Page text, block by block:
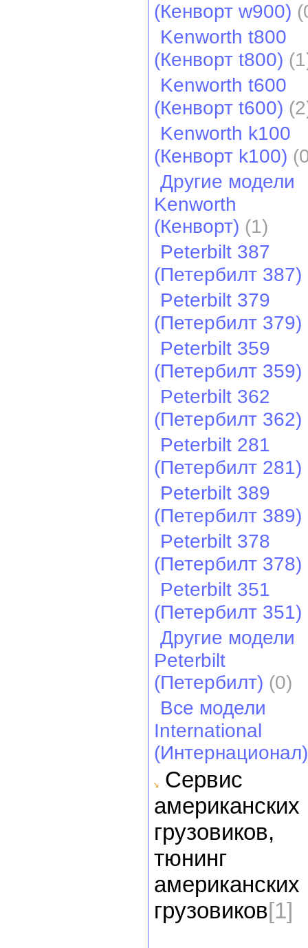
(Кенворт w900)
Kenworth t800
(Кенворт t800)
Kenworth t600
(Кенворт t600)
Kenworth k100
(Кенворт k100)
Другие модели
Kenworth
(Кенворт) (1)
Peterbilt 387
(Петербилт 387)
Peterbilt 379
(Петербилт 379)
Peterbilt 359
(Петербилт 359)
Peterbilt 362
(Петербилт 362)
Peterbilt 281
(Петербилт 281)
Peterbilt 389
(Петербилт 389)
Peterbilt 378
(Петербилт 378)
Peterbilt 351
(Петербилт 351)
Другие модели
Peterbilt
(Петербилт) (0)
Все модели
International
(Интернационал)
Cервис
американских
грузовиков,
тюнинг
американских
грузовиков[1]